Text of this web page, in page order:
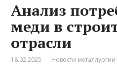
Анализ
меди в
отрасли
18.02.2025 Новости металлургии